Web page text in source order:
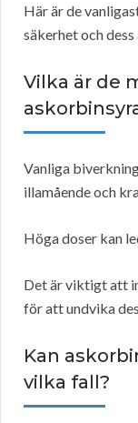
Här är de
säkerhet och dess
Vilka är de
Vanliga
illamående och
Höga doser kan
Det är viktigt att
för att undvika
Kan
vilka fall?